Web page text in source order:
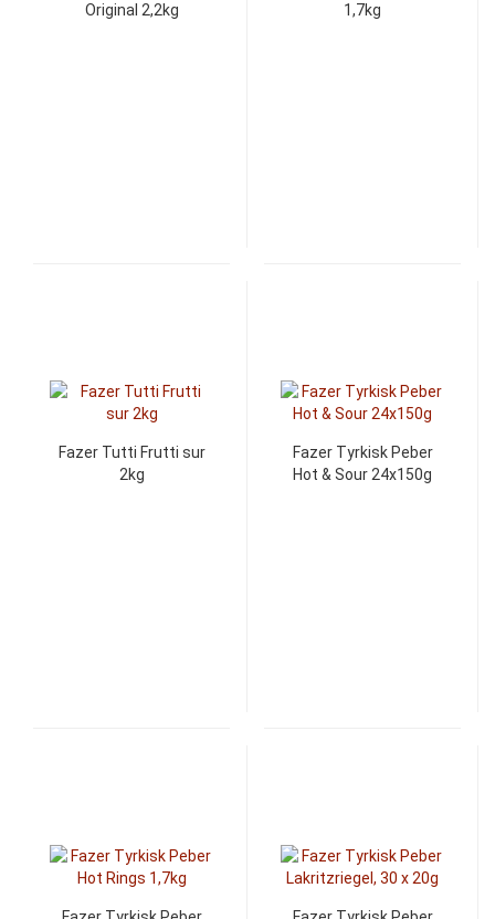
Original 2,2kg
1,7kg
Fazer Tutti Frutti sur
2kg
Fazer Tyrkisk Peber
Hot & Sour 24x150g